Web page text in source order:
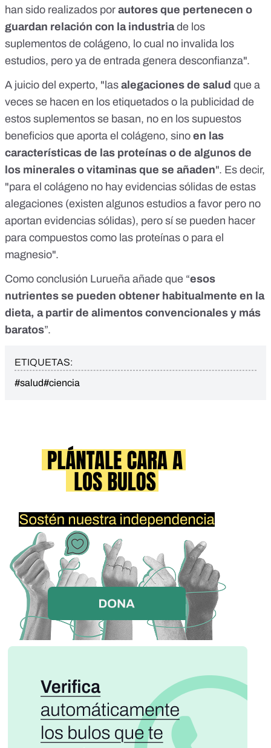
han sido realizados por autores que pertenecen o
guardan relación con la industriade los
suplementos de colágeno, lo cual no invalida los
estudios, pero ya de entrada genera desconfianza".
A juicio del experto, "las alegaciones de salud que a
veces se hacen en los etiquetados o la publicidad de
estos suplementos se basan, no en los supuestos
beneficios que aporta el colágeno, sino en las
características de las proteínas o de algunos de
los minerales o vitaminas que se añaden". Es decir,
"para el colágeno no hay evidencias sólidas de estas
alegaciones (existen algunos estudios a favor pero no
aportan evidencias sólidas), pero sí se pueden hacer
para compuestos como las proteínas o para el
magnesio".
Como conclusión Lurueña añade que “esos
nutrientes se pueden obtener habitualmente en la
dieta, a partir de alimentos convencionales y más
baratos”.
ETIQUETAS:
#salud#ciencia